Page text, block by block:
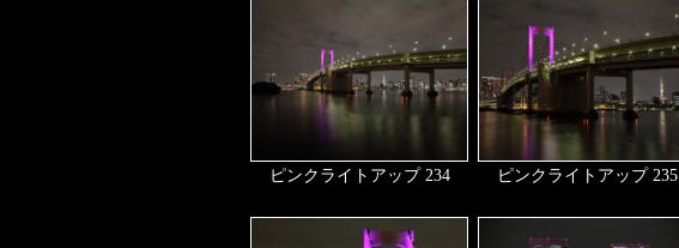
ピンクライトアップ 234 ピンクライトアップ 235